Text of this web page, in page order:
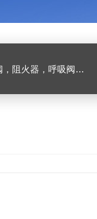
，呼吸阀，排气阀